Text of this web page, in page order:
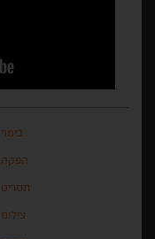
בימוי
הפקה
תסריט
צילום